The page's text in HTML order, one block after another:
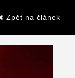
Zpět na článek